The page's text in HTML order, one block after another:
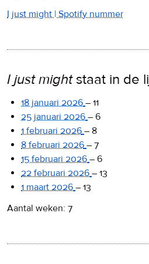
I just might | Spotify nummer
I just mightstaat in de
18 januari 2026 – 11
25 januari 2026 – 6
1 februari 2026 – 8
8 februari 2026 – 7
15 februari 2026 – 6
22 februari 2026 – 13
1 maart 2026 – 13
Aantal weken: 7